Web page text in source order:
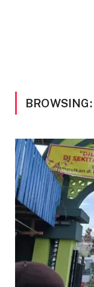
BROWSING: